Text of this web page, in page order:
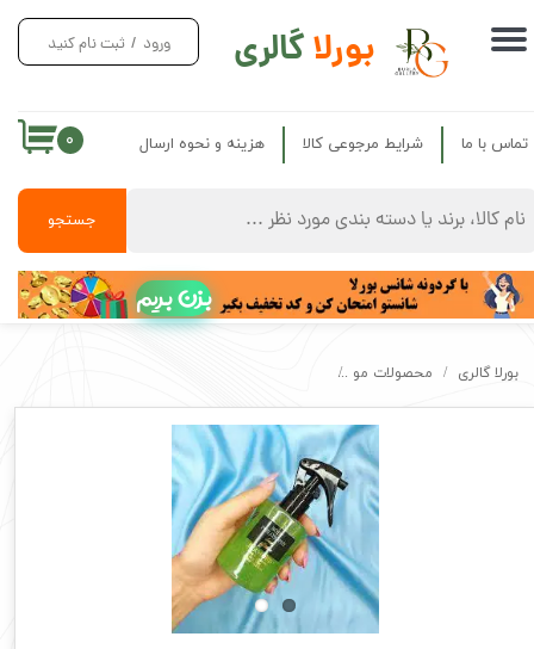
بورلاگالری
جستجو
ورود / ثبت نام کنید
حساب کاربری من
سفارشات
خروج از حساب کاربری
۰ تماس با ما شرایط مرجوعی کالا هزینه و نحوه ارسال
بزن بریم
بورلا گالری محصولات مو